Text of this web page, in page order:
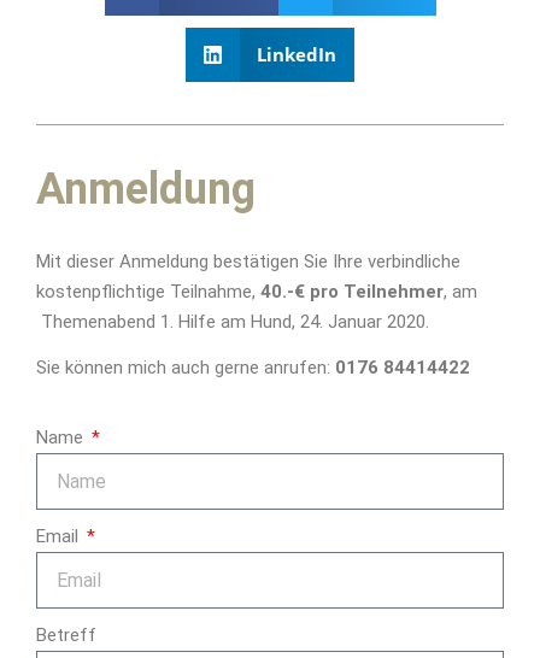
LinkedIn
Anmeldung
Mit dieser Anmeldung bestätigen Sie Ihre verbindliche
kostenpflichtige Teilnahme, 40.-€ pro Teilnehmer, am
Themenabend 1. Hilfe am Hund, 24. Januar 2020.
Sie können mich auch gerne anrufen: 0176 84414422
Name
Email
Betreff